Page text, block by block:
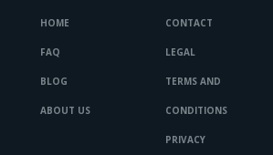
HOME
FAQ
BLOG
ABOUT US
CONTACT
LEGAL
TERMS AND
CONDITIONS
PRIVACY